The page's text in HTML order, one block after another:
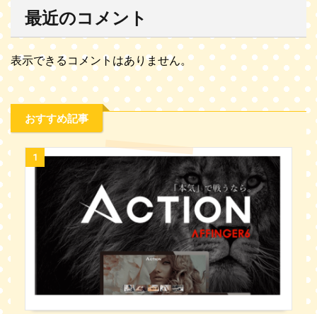
最近のコメント
表示できるコメントはありません。
おすすめ記事
1